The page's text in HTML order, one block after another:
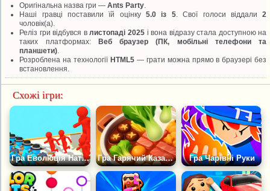
Оригінальна назва гри —Ants Party
Наші гравці поставили їй оцінку5.0 із 5. Свої голоси віддали2
чоловік(а).
Реліз гри відбувся влистопаді 2025і вона відразу стала доступною на
таких платформах: Веб браузер (ПК, мобільні телефони та
планшети)
Розроблена на технології HTML5— грати можна прямо в браузері без
встановлення.
Схожі ігри:
Гра Еволюція Натовпу Гра Гарячий Казанок: Потік Гра Чарівні Руки